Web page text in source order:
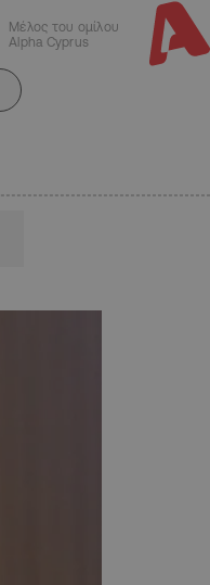
Μέλος του ομίλου
Alpha Cyprus